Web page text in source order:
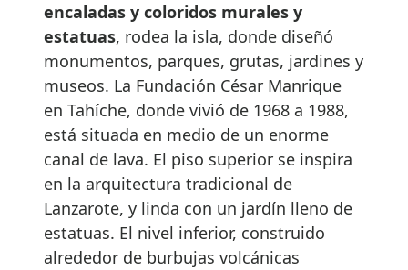
encaladas y coloridos murales y
estatuas, rodea la isla, donde diseñó
monumentos, parques, grutas, jardines y
museos. La Fundación César Manrique
en Tahíche, donde vivió de 1968 a 1988,
está situada en medio de un enorme
canal de lava. El piso superior se inspira
en la arquitectura tradicional de
Lanzarote, y linda con un jardín lleno de
estatuas. El nivel inferior, construido
alrededor de burbujas volcánicas